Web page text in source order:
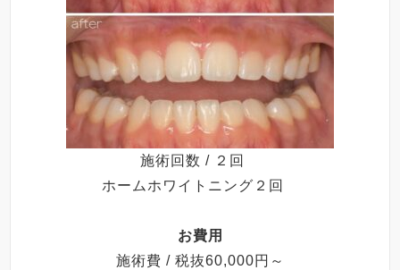
施術回数 / ２回
ホームホワイトニング２回
お費用
施術費 / 税抜60,000円～